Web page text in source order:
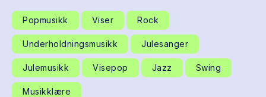
Popmusikk Viser Rock
Underholdningsmusikk Julesanger
Julemusikk Visepop Jazz Swing
Musikklære